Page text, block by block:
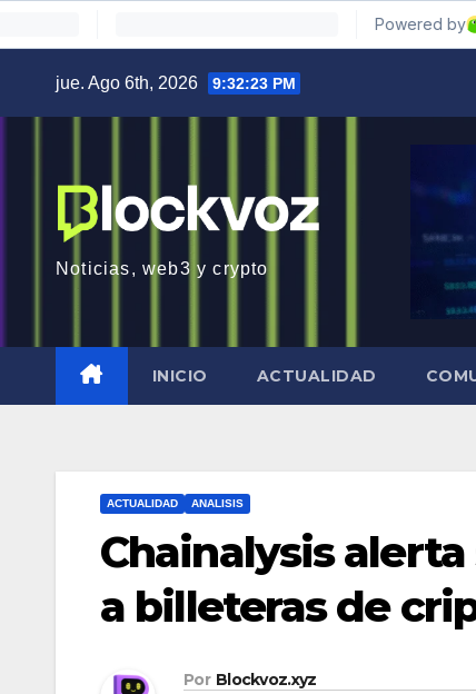
jue. Ago 6th, 2026 9:32:24 PM
Noticias, web3 y crypto
INICIO ACTUALIDAD
ACTUALIDAD ANALISIS
Chainalysis
a billeteras de
Por Blockvoz.xyz